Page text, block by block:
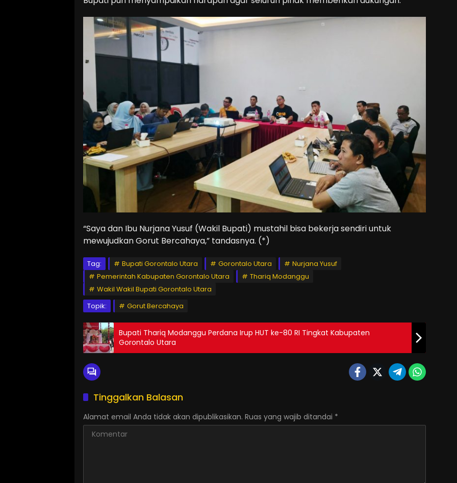
“Saya dan Ibu Nurjana Yusuf (Wakil Bupati) mustahil bisa bekerja sendiri untuk
mewujudkan Gorut Bercahaya,” tandasnya. (*)
Tag: Bupati Gorontalo Utara Gorontalo Utara
Nurjana Yusuf
Pemerintah Kabupaten Gorontalo Utara
Thariq Modanggu
Wakil Wakil Bupati Gorontalo Utara
Topik:
Gorut Bercahaya
Bupati Thariq Modanggu Perdana Irup HUT ke-80 RI Tingkat Kabupaten
Gorontalo Utara
Tinggalkan Balasan
Alamat email Anda tidak akan dipublikasikan. Ruas yang wajib ditandai *